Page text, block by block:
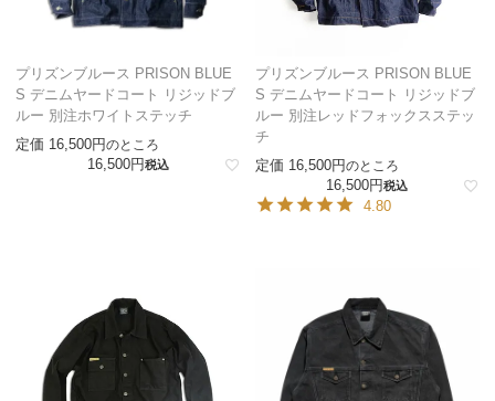
プリズンブルース PRISON BLUE
S デニムヤードコート リジッドブ
ルー 別注ホワイトステッチ
定価 16,500 のところ
16,500 税込
プリズンブルース PRISON BLUE
S デニムヤードコート リジッドブ
ルー 別注レッドフォックスステッ
チ
定価 16,500 のところ
16,500 税込
4.80